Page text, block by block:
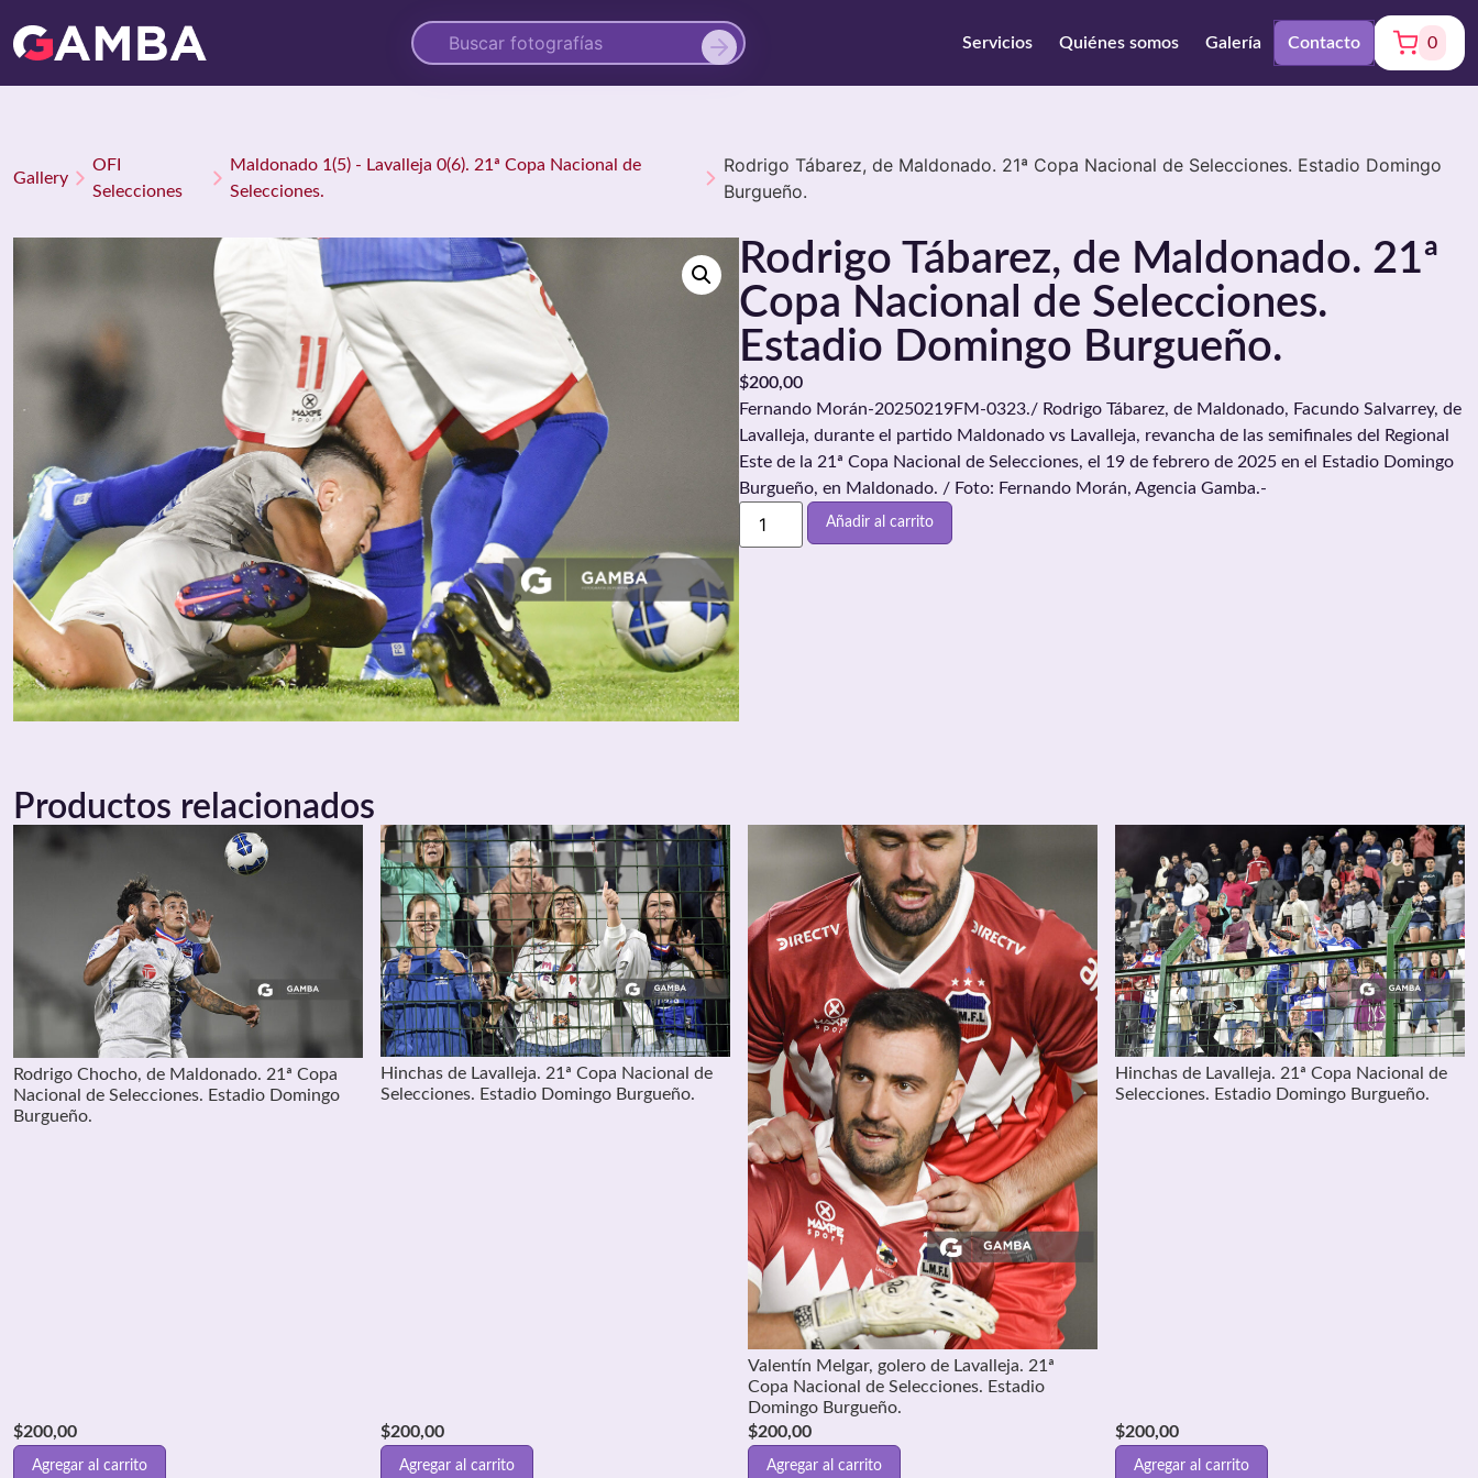
Servicios Quiénes somos Galería Contacto 0
Gallery
OFI
Selecciones
Maldonado 1(5) - Lavalleja 0(6). 21ª Copa Nacional de
Selecciones.
Rodrigo Tábarez, de Maldonado. 21ª Copa Nacional de Selecciones. Estadio Domingo
Burgueño.
Rodrigo Tábarez, de Maldonado. 21ª
Copa Nacional de Selecciones.
Estadio Domingo Burgueño.
$200,00
Fernando Morán-20250219FM-0323./ Rodrigo Tábarez, de Maldonado, Facundo Salvarrey, de
Lavalleja, durante el partido Maldonado vs Lavalleja, revancha de las semifinales del Regional
Este de la 21ª Copa Nacional de Selecciones, el 19 de febrero de 2025 en el Estadio Domingo
Burgueño, en Maldonado. / Foto: Fernando Morán, Agencia Gamba.-
Añadir al carrito
Productos relacionados
Rodrigo Chocho, de Maldonado. 21ª Copa
Nacional de Selecciones. Estadio Domingo
Burgueño.
$200,00
Agregar al carrito
Hinchas de Lavalleja. 21ª Copa Nacional de
Selecciones. Estadio Domingo Burgueño.
$200,00
Agregar al carrito
Valentín Melgar, golero de Lavalleja. 21ª
Copa Nacional de Selecciones. Estadio
Domingo Burgueño.
$200,00
Agregar al carrito
Hinchas de Lavalleja. 21ª Copa Nacional de
Selecciones. Estadio Domingo Burgueño.
$200,00
Agregar al carrito